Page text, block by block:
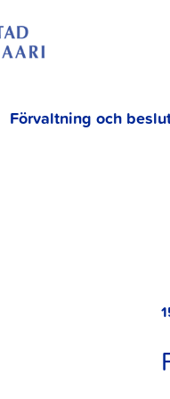
Förvaltning och